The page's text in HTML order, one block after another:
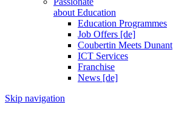
about Education
Education Programmes
Job Offers [de]
Coubertin Meets Dunant
ICT Services
Franchise
News [de]
Skip navigation